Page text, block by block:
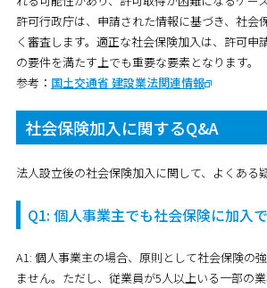
許可行政庁は、申請された情報に基づき、社会
く審査します。適正な社会保険加入は、許可申
の要件を満たす上でも重要な要素となります。
参考： 国土交通省 建設業法関連情報
社会保険加入に関するQ&A
法人設立後の社会保険加入に関して、よくある
Q1: 個人事業主でも社会保険に加入
A1: 個人事業主の場合、原則として社会保険の
ません。ただし、従業員が5人以上いる一部の